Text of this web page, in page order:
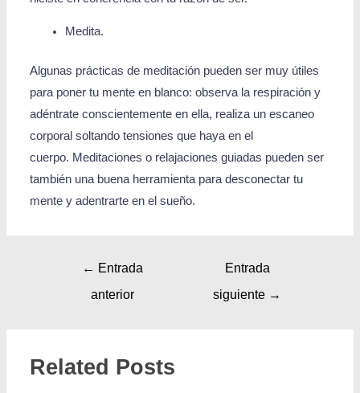
Medita.
Algunas prácticas de meditación pueden ser muy útiles
para poner tu mente en blanco: observa la respiración y
adéntrate conscientemente en ella, realiza un escaneo
corporal soltando tensiones que haya en el
cuerpo. Meditaciones o relajaciones guiadas pueden ser
también una buena herramienta para desconectar tu
mente y adentrarte en el sueño.
← Entrada
anterior
Entrada
siguiente →
Related Posts